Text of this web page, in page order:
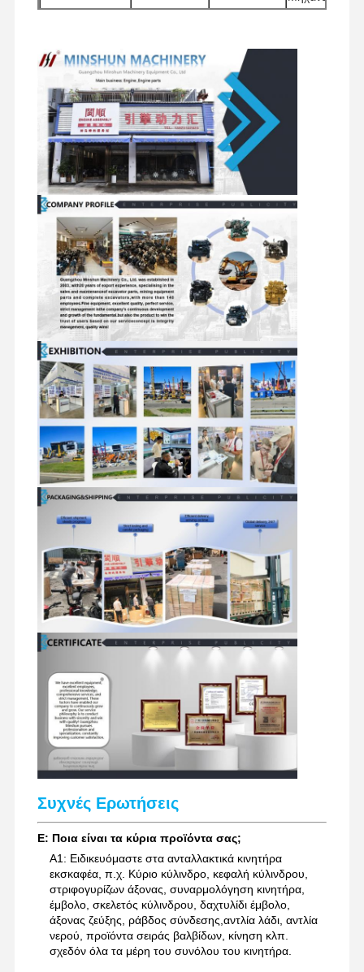
Μηχανή της MITSUBISHI
Εκσκαφείο
εξάρτηση επανοικοδομήσεων μηχανών
Αντλία ψεκασμού
Συνέλευση στροβιλοσυμπιεστών
Άλλα μέρη κινητήρα
Ηλεκτρονικό σύστημα ελέγχου
Ηλεκτρικά εξαρτήματα κινητήρα
Σύστημα καυσίμου κινητήρα
Υδραυλικά εξαρτήματα εκσκαφέα
ανταλλακτικά εκσκαφέα
την
ηλεκτρικής
Μηχανές
εκκίνησης
Φίλτρα
Άλλα
εξαρτήματα
κινητήρα
Συστατικά
περιστρεφόμενα
Κύλινδροι
διανομής
Συγκροτήματα
κινητήρων
ταξιδιού
εξαρτήματα
Συχνές Ερωτήσεις
Ε: Ποια είναι τα κύρια προϊόντα σας;
Α1: Ειδικευόμαστε στα ανταλλακτικά κινητήρα
εκσκαφέα, π.χ. Κύριο κύλινδρο, κεφαλή κύλινδρου,
στριφογυρίζων άξονας, συναρμολόγηση κινητήρα,
έμβολο, σκελετός κύλινδρου, δαχτυλίδι έμβολο,
άξονας ζεύξης, ράβδος σύνδεσης,αντλία λάδι, αντλία
νερού, προϊόντα σειράς βαλβίδων, κίνηση κλπ.
σχεδόν όλα τα μέρη του συνόλου του κινητήρα.